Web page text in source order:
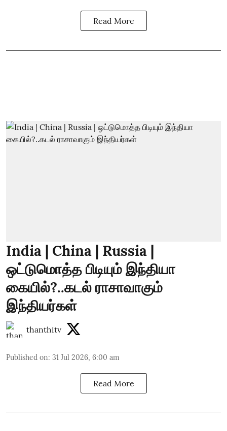
Read More
India | China | Russia |
ஒட்டுமொத்த பிடியும் இந்தியா
கையில்?..கடல் ராசாவாகும்
இந்தியர்கள்
thanthitv
Published on: 31 Jul 2026, 6:00 am
Read More